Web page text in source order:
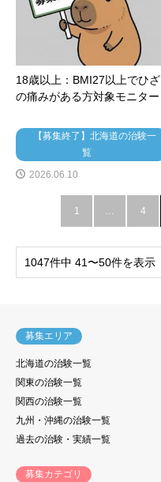
18歳以上：BMI27以上でひざ
の痛みがある方対象モニター
【募集終了】北海道の治験一
覧
2026.06.10
1 … 4
1047件中 41〜50件を表示
募集エリア
北海道の治験一覧
関東の治験一覧
関西の治験一覧
九州・沖縄の治験一覧
過去の治験・実績一覧
募集カテゴリ